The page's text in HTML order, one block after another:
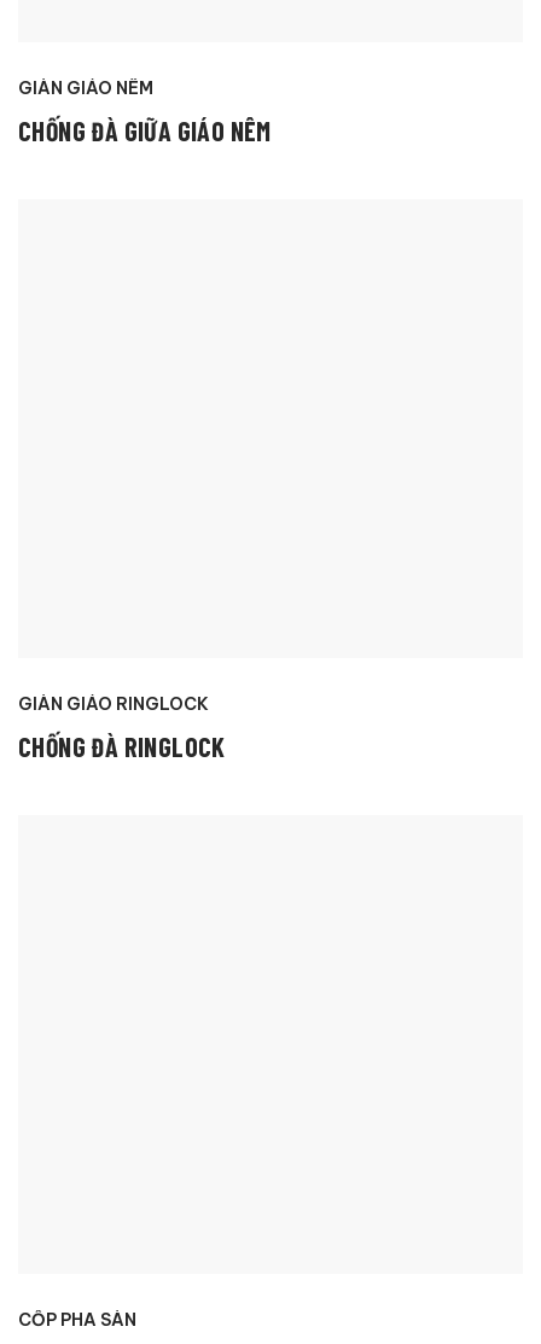
GIÀN GIÁO NÊM
CHỐNG ĐÀ GIỮA GIÁO NÊM
GIÀN GIÁO RINGLOCK
CHỐNG ĐÀ RINGLOCK
CỐP PHA SÀN